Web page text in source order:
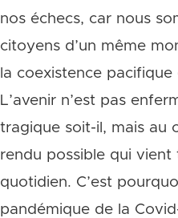
nos échecs, car nous
citoyens d’un même
la coexistence
L’avenir n’est pas
tragique soit-il, mais au
rendu possible qui
quotidien. C’est
pandémique de la